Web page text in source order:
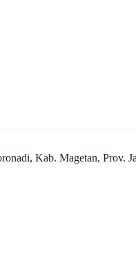
Kab. Magetan, Prov.